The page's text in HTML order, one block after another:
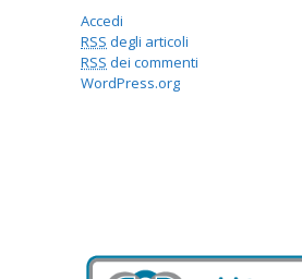
Accedi
RSS degli articoli
RSS dei commenti
WordPress.org